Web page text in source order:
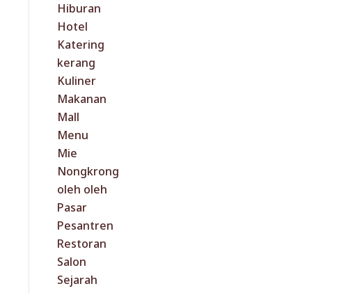
Hiburan
Hotel
Katering
kerang
Kuliner
Makanan
Mall
Menu
Mie
Nongkrong
oleh oleh
Pasar
Pesantren
Restoran
Salon
Sejarah